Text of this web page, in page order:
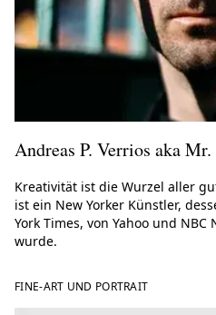
Andreas P. Verrios aka
Kreativität ist die Wurzel aller
ist ein New Yorker Künstler,
York Times, von Yahoo und
wurde.
FINE-ART UND PORTRAIT